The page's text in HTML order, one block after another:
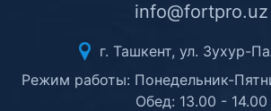
info@fortpro.uz
г. Ташкент, ул. Зухур-
Режим работы: Понедельник-
Обед: 13.00 - 14.00